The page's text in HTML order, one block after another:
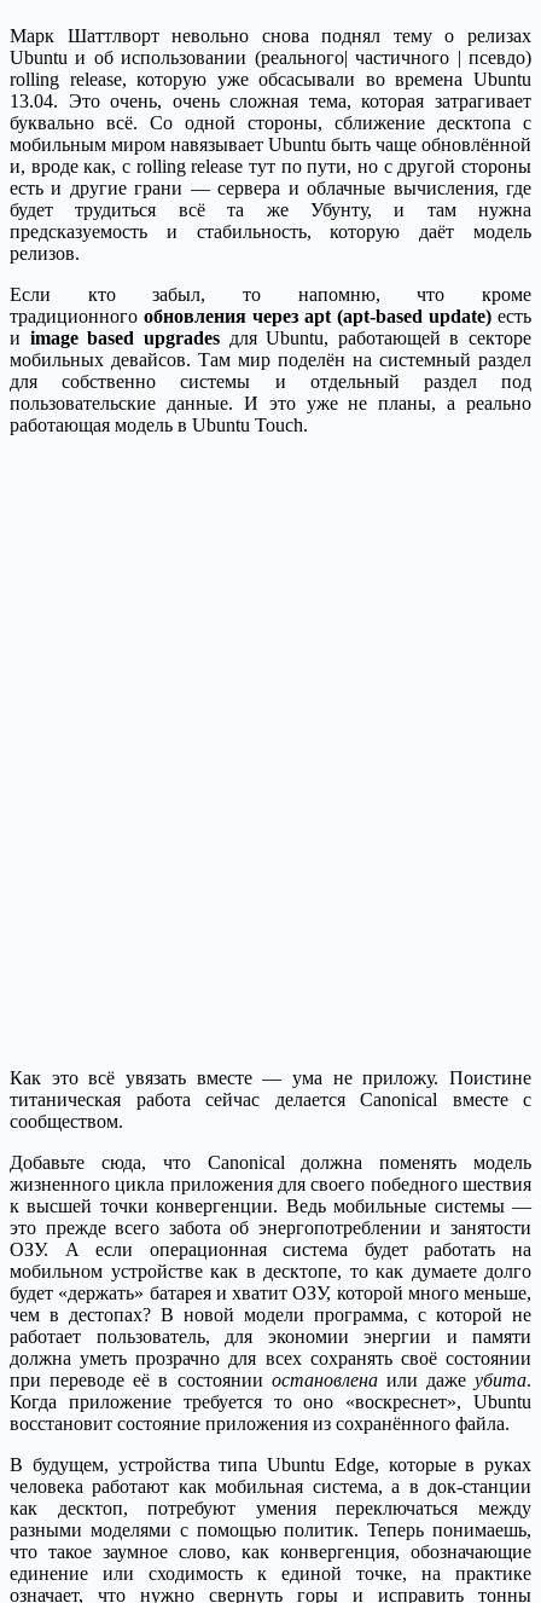
Марк Шаттлворт невольно снова поднял тему о релизах
Ubuntu и об использовании (реального| частичного | псевдо)
rolling release, которую уже обсасывали во времена Ubuntu
13.04. Это очень, очень сложная тема, которая затрагивает
буквально всё. Со одной стороны, сближение десктопа с
мобильным миром навязывает Ubuntu быть чаще обновлённой
и, вроде как, с rolling release тут по пути, но с другой стороны
есть и другие грани — сервера и облачные вычисления, где
будет трудиться всё та же Убунту, и там нужна
предсказуемость и стабильность, которую даёт модель
релизов.
Если кто забыл, то напомню, что кроме
традиционного обновления через apt (apt-based update) есть
и image based upgradesдля Ubuntu, работающей в секторе
мобильных девайсов. Там мир поделён на системный раздел
для собственно системы и отдельный раздел под
пользовательские данные. И это уже не планы, а реально
работающая модель в Ubuntu Touch.
Как это всё увязать вместе — ума не приложу. Поистине
титаническая работа сейчас делается Canonical вместе с
сообществом.
Добавьте сюда, что Canonical должна поменять модель
жизненного цикла приложения для своего победного шествия
к высшей точки конвергенции. Ведь мобильные системы —
это прежде всего забота об энергопотреблении и занятости
ОЗУ. А если операционная система будет работать на
мобильном устройстве как в десктопе, то как думаете долго
будет «держать» батарея и хватит ОЗУ, которой много меньше,
чем в дестопах? В новой модели программа, с которой не
работает пользователь, для экономии энергии и памяти
должна уметь прозрачно для всех сохранять своё состоянии
при переводе её в состоянии остановленаили даже убита.
Когда приложение требуется то оно «воскреснет», Ubuntu
восстановит состояние приложения из сохранённого файла.
В будущем, устройства типа Ubuntu Edge, которые в руках
человека работают как мобильная система, а в док-станции
как десктоп, потребуют умения переключаться между
разными моделями с помощью политик. Теперь понимаешь,
что такое заумное слово, как конвергенция, обозначающие
единение или сходимость к единой точке, на практике
означает, что нужно свернуть горы и исправить тонны